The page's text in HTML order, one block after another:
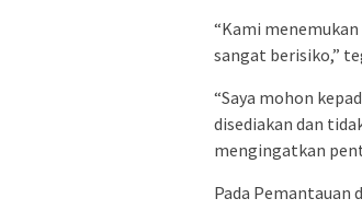
“Kami
sangat berisiko,”
“Saya mohon
disediakan dan
mengingatkan
Pada Pemantauan